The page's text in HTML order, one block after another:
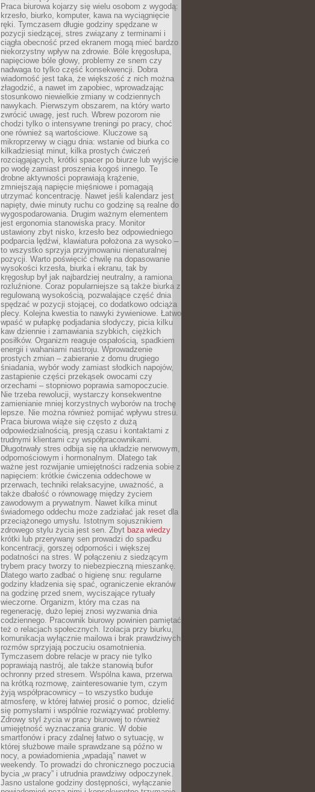
Praca biurowa kojarzy się wielu osobom z wygodą:
krzesło, biurko, komputer, kawa na wyciągnięcie
ręki. Tymczasem długie godziny spędzane w
pozycji siedzącej, stres związany z terminami i
ciągła obecność przed ekranem mogą mieć bardzo
niekorzystny wpływ na zdrowie. Bóle kręgosłupa,
napięciowe bóle głowy, problemy ze snem czy
nadwaga to tylko część konsekwencji. Dobra
wiadomość jest taka, że większość z nich można
złagodzić, a nawet im zapobiec, wprowadzając
stosunkowo niewielkie zmiany w codziennych
nawykach. Pierwszym obszarem, na który warto
zwrócić uwagę, jest ruch. Wbrew pozorom nie
chodzi tylko o intensywne treningi po pracy, choć
one również są wartościowe. Kluczowe są
mikroprzerwy w ciągu dnia: wstanie od biurka co
kilkadziesiąt minut, kilka prostych ćwiczeń
rozciągających, krótki spacer po biurze lub wyjście
po wodę zamiast proszenia kogoś innego. Te
drobne aktywności poprawiają krążenie,
zmniejszają napięcie mięśniowe i pomagają
utrzymać koncentrację. Nawet jeśli kalendarz jest
napięty, dwie minuty ruchu co godzinę są realne do
wygospodarowania. Drugim ważnym elementem
jest ergonomia stanowiska pracy. Monitor
ustawiony zbyt nisko, krzesło bez odpowiedniego
podparcia lędźwi, klawiatura położona za wysoko –
to wszystko sprzyja przyjmowaniu nienaturalnej
pozycji. Warto poświęcić chwilę na dopasowanie
wysokości krzesła, biurka i ekranu, tak by
kręgosłup był jak najbardziej neutralny, a ramiona
rozluźnione. Coraz popularniejsze są także biurka z
regulowaną wysokością, pozwalające część dnia
spędzać w pozycji stojącej, co dodatkowo odciąża
plecy. Kolejna kwestia to nawyki żywieniowe. Łatwo
wpaść w pułapkę podjadania słodyczy, picia kilku
kaw dziennie i zamawiania szybkich, ciężkich
posiłków. Organizm reaguje ospałością, spadkiem
energii i wahaniami nastroju. Wprowadzenie
prostych zmian – zabieranie z domu drugiego
śniadania, wybór wody zamiast słodkich napojów,
zastąpienie części przekąsek owocami czy
orzechami – stopniowo poprawia samopoczucie.
Nie trzeba rewolucji, wystarczy konsekwentne
zamienianie mniej korzystnych wyborów na trochę
lepsze. Nie można również pomijać wpływu stresu.
Praca biurowa wiąże się często z dużą
odpowiedzialnością, presją czasu i kontaktami z
trudnymi klientami czy współpracownikami.
Długotrwały stres odbija się na układzie nerwowym,
odpornościowym i hormonalnym. Dlatego tak
ważne jest rozwijanie umiejętności radzenia sobie z
napięciem: krótkie ćwiczenia oddechowe w
przerwach, techniki relaksacyjne, uważność, a
także dbałość o równowagę między życiem
zawodowym a prywatnym. Nawet kilka minut
świadomego oddechu może zadziałać jak reset dla
przeciążonego umysłu. Istotnym sojusznikiem
zdrowego stylu życia jest sen. Zbyt baza wiedzy
krótki lub przerywany sen prowadzi do spadku
koncentracji, gorszej odporności i większej
podatności na stres. W połączeniu z siedzącym
trybem pracy tworzy to niebezpieczną mieszankę.
Dlatego warto zadbać o higienę snu: regularne
godziny kładzenia się spać, ograniczenie ekranów
na godzinę przed snem, wyciszające rytuały
wieczorne. Organizm, który ma czas na
regenerację, dużo lepiej znosi wyzwania dnia
codziennego. Pracownik biurowy powinien pamiętać
też o relacjach społecznych. Izolacja przy biurku,
komunikacja wyłącznie mailowa i brak prawdziwych
rozmów sprzyjają poczuciu osamotnienia.
Tymczasem dobre relacje w pracy nie tylko
poprawiają nastrój, ale także stanowią bufor
ochronny przed stresem. Wspólna kawa, przerwa
na krótką rozmowę, zainteresowanie tym, czym
żyją współpracownicy – to wszystko buduje
atmosferę, w której łatwiej prosić o pomoc, dzielić
się pomysłami i wspólnie rozwiązywać problemy.
Zdrowy styl życia w pracy biurowej to również
umiejętność wyznaczania granic. W dobie
smartfonów i pracy zdalnej łatwo o sytuację, w
której służbowe maile sprawdzane są późno w
nocy, a powiadomienia „wpadają” nawet w
weekendy. To prowadzi do chronicznego poczucia
bycia „w pracy” i utrudnia prawdziwy odpoczynek.
Jasno ustalone godziny dostępności, wyłączanie